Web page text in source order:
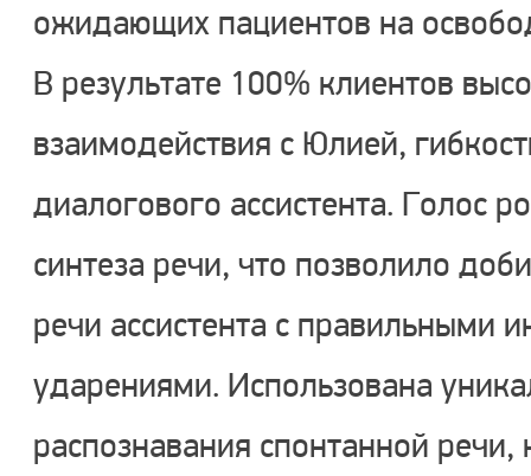
ожидающих пациентов на
В результате 100% клиентов
взаимодействия с Юлией,
диалогового ассистента. Голос
синтеза речи, что позволило
речи ассистента с правильными
ударениями. Использована
распознавания спонтанной